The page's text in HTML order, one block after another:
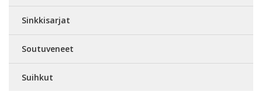
Sinkkisarjat
Soutuveneet
Suihkut